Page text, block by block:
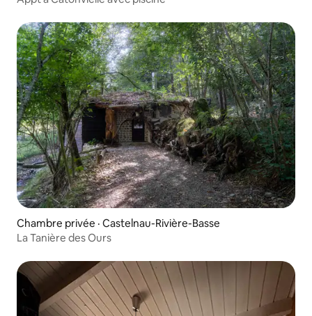
Chambre privée · Castelnau-Rivière-Basse
La Tanière des Ours